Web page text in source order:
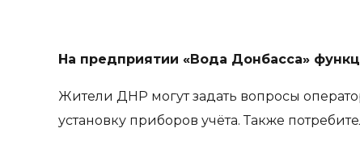
На предприятии «Вода Донбасса»
Жители ДНР могут задать вопросы
установку приборов учёта. Также